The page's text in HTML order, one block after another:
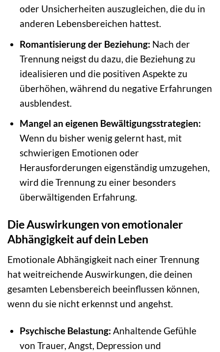
oder Unsicherheiten auszugleichen, die du in
anderen Lebensbereichen hattest.
Romantisierung der Beziehung: Nach der
Trennung neigst du dazu, die Beziehung zu
idealisieren und die positiven Aspekte zu
überhöhen, während du negative Erfahrungen
ausblendest.
Mangel an eigenen Bewältigungsstrategien:
Wenn du bisher wenig gelernt hast, mit
schwierigen Emotionen oder
Herausforderungen eigenständig umzugehen,
wird die Trennung zu einer besonders
überwältigenden Erfahrung.
Die Auswirkungen von emotionaler
Abhängigkeit auf dein Leben
Emotionale Abhängigkeit nach einer Trennung
hat weitreichende Auswirkungen, die deinen
gesamten Lebensbereich beeinflussen können,
wenn du sie nicht erkennst und angehst.
Psychische Belastung: Anhaltende Gefühle
von Trauer, Angst, Depression und